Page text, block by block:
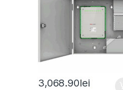
3,068.90lei